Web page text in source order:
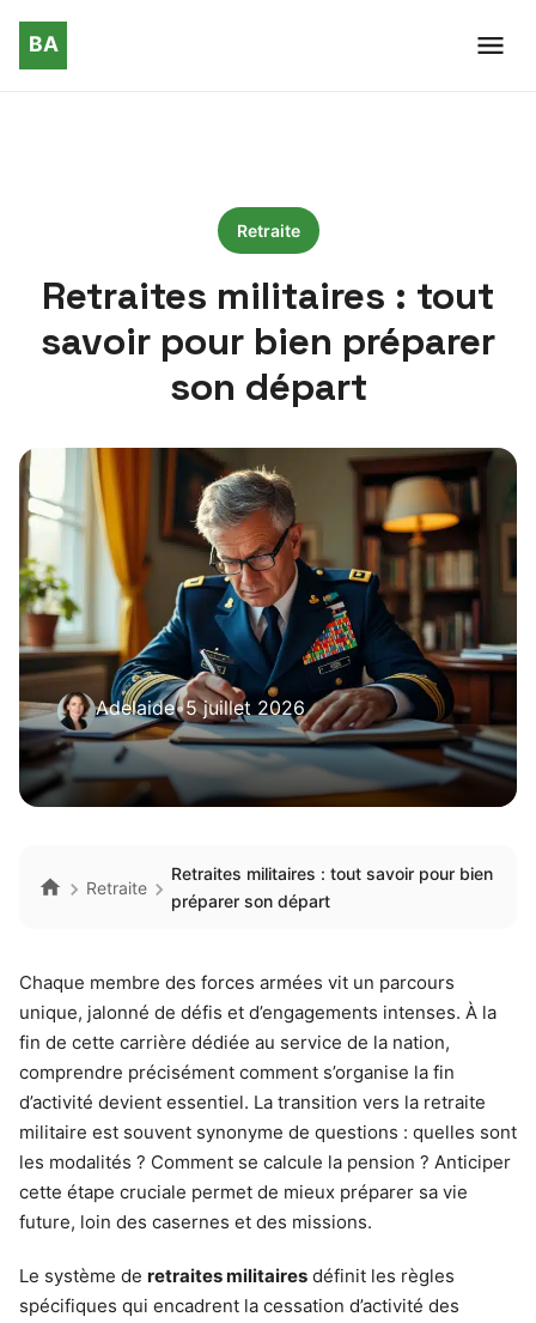
Retraite
Retraites militaires : tout
savoir pour bien préparer
son départ
Adelaide•5 juillet 2026
Retraite
Retraites militaires : tout savoir pour bien
préparer son départ
Chaque membre des forces armées vit un parcours
unique, jalonné de défis et d’engagements intenses. À la
fin de cette carrière dédiée au service de la nation,
comprendre précisément comment s’organise la fin
d’activité devient essentiel. La transition vers la retraite
militaire est souvent synonyme de questions : quelles sont
les modalités ? Comment se calcule la pension ? Anticiper
cette étape cruciale permet de mieux préparer sa vie
future, loin des casernes et des missions.
Le système de retraites militaires définit les règles
spécifiques qui encadrent la cessation d’activité des